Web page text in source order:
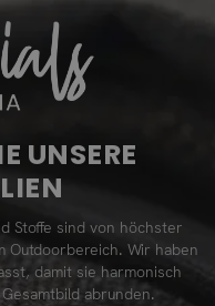
UNSERE
Stoffe sind von höchster
Outdoorbereich. Wir haben
damit sie harmonisch
abrunden.